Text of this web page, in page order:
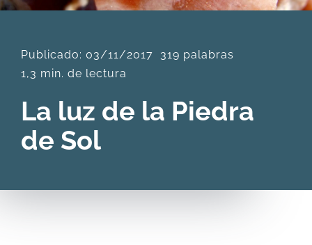
PRODUCTOS
ARTÍCULOS
ACERCA
CONTACTO
Carrito
Publicado: 03/11/2017
319 palabras
1,3 min. de lectura
La luz de la Piedra
de Sol